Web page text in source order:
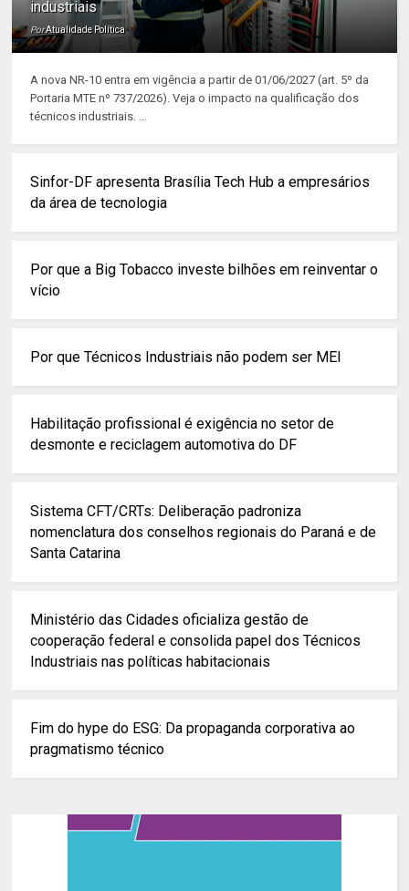
industriais
PorAtualidade Política
A nova NR-10 entra em vigência a partir de 01/06/2027 (art. 5º da
Portaria MTE nº 737/2026). Veja o impacto na qualificação dos
técnicos industriais. ...
Sinfor-DF apresenta Brasília Tech Hub a empresários
da área de tecnologia
Por que a Big Tobacco investe bilhões em reinventar o
vício
Por que Técnicos Industriais não podem ser MEI
Habilitação profissional é exigência no setor de
desmonte e reciclagem automotiva do DF
Sistema CFT/CRTs: Deliberação padroniza
nomenclatura dos conselhos regionais do Paraná e de
Santa Catarina
Ministério das Cidades oficializa gestão de
cooperação federal e consolida papel dos Técnicos
Industriais nas políticas habitacionais
Fim do hype do ESG: Da propaganda corporativa ao
pragmatismo técnico